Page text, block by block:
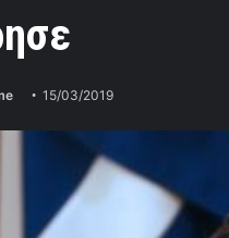
15/03/2019